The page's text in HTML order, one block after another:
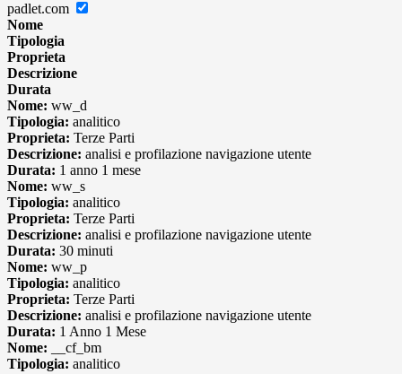
padlet.com
Nome
Tipologia
Proprieta
Descrizione
Durata
Nome: ww_d
Tipologia: analitico
Proprieta: Terze Parti
Descrizione: analisi e profilazione navigazione utente
Durata: 1 anno 1 mese
Nome: ww_s
Tipologia: analitico
Proprieta: Terze Parti
Descrizione: analisi e profilazione navigazione utente
Durata: 30 minuti
Nome: ww_p
Tipologia: analitico
Proprieta: Terze Parti
Descrizione: analisi e profilazione navigazione utente
Durata: 1 Anno 1 Mese
Nome: __cf_bm
Tipologia: analitico